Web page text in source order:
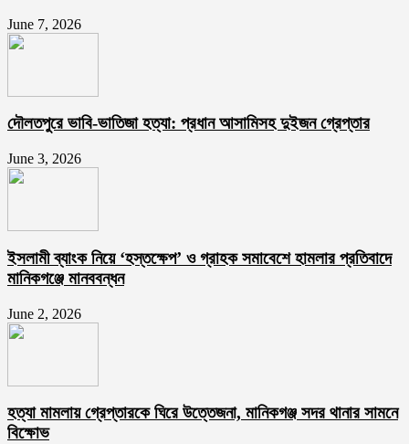
June 7, 2026
দৌলতপুরে ভাবি-ভাতিজা হত্যা: প্রধান আসামিসহ দুইজন গ্রেপ্তার
June 3, 2026
ইসলামী ব্যাংক নিয়ে ‘হস্তক্ষেপ’ ও গ্রাহক সমাবেশে হামলার প্রতিবাদে
মানিকগঞ্জে মানববন্ধন
June 2, 2026
হত্যা মামলায় গ্রেপ্তারকে ঘিরে উত্তেজনা, মানিকগঞ্জ সদর থানার সামনে
বিক্ষোভ